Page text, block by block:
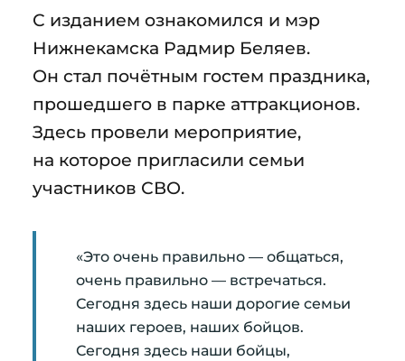
С изданием ознакомился и мэр
Нижнекамска Радмир Беляев.
Он стал почётным гостем праздника,
прошедшего в парке аттракционов.
Здесь провели мероприятие,
на которое пригласили семьи
участников СВО.
«Это очень правильно — общаться,
очень правильно — встречаться.
Сегодня здесь наши дорогие семьи
наших героев, наших бойцов.
Сегодня здесь наши бойцы,